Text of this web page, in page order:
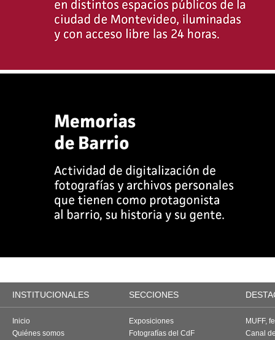
INSTITUCIONALES SECCIONES
Inicio
Quiénes somos
Exposiciones
Fotografías del CdF
MUFF,
Canal